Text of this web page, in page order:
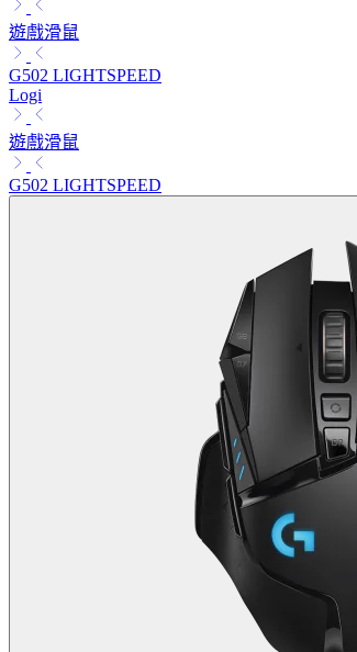
遊戲滑鼠
G502 LIGHTSPEED
Logi
遊戲滑鼠
G502 LIGHTSPEED